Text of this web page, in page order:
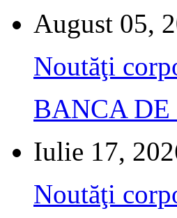
August 05,
Noutăţi
BANCA DE
Iulie 17,
Noutăţi